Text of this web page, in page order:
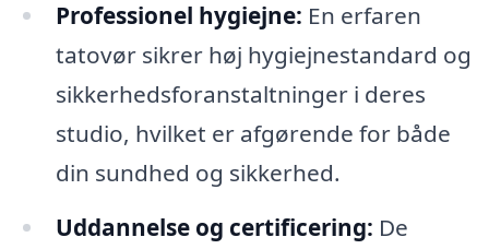
Professionel hygiejne: En erfaren
tatovør sikrer høj hygiejnestandard og
sikkerhedsforanstaltninger i deres
studio, hvilket er afgørende for både
din sundhed og sikkerhed.
Uddannelse og certificering: De